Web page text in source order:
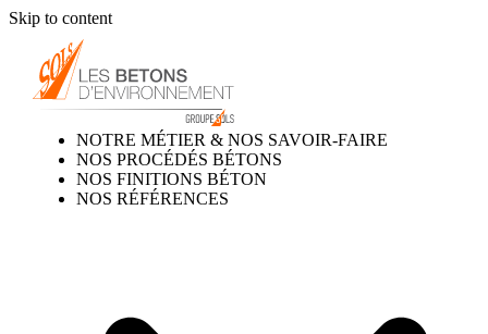
Skip to content
NOTRE MÉTIER & NOS SAVOIR-FAIRE
NOS PROCÉDÉS BÉTONS
NOS FINITIONS BÉTON
NOS RÉFÉRENCES